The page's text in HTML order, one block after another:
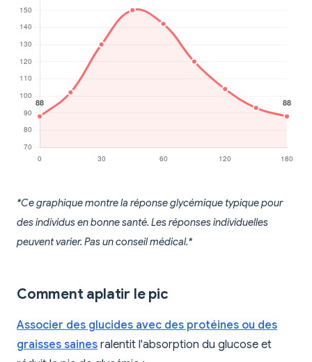
*Ce graphique montre la réponse glycémique typique pour
des individus en bonne santé. Les réponses individuelles
peuvent varier. Pas un conseil médical.*
Comment aplatir le pic
Associer des glucides avec des protéines ou des
graisses saines ralentit l'absorption du glucose et